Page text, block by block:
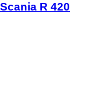
R 420